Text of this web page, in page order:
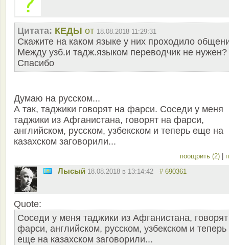
Цитата: КЕДЫ от 18.08.2018 11:29:31
Скажите на каком языке у них проходило
Между узб.и тадж.языком переводчик не нужен?
Спасибо
Думаю на русском...
А так, таджики говорят на фарси. Соседи у меня
таджики из Афганистана, говорят на фарси,
английском, русском, узбекском и теперь еще на
казахском заговорили...
поощрить (2)
Лысый 18.08.2018 в 13:14:42 # 690361
Quote:
Соседи у меня таджики из Афганистана,
фарси, английском, русском, узбекском и теперь
еще на казахском заговорили...